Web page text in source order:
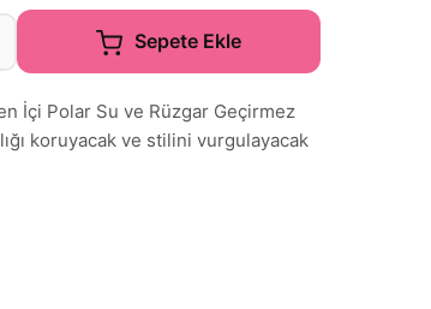
Sepete Ekle
İçi Polar Su ve Rüzgar Geçirmez
koruyacak ve stilini vurgulayacak